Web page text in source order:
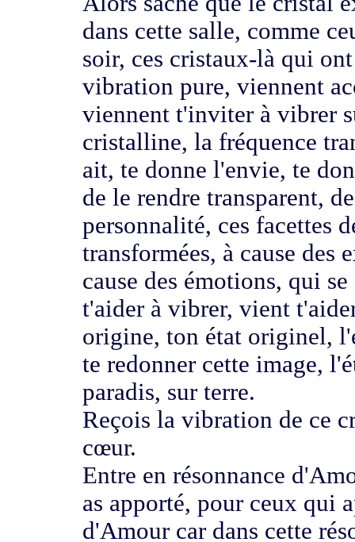
dans cette salle, comme
soir, ces cristaux-là qui
vibrationpure, viennent
viennentt'inviter à vibrer
cristalline, la fréquence
ait,te donne l'envie, te
de le rendretransparent,
personnalité, ces facettes
transformées, à cause des
cause des émotions, qui
t'aider à vibrer,vient
origine, ton état originel,
te redonner cette image,
paradis, sur terre.
Reçois la vibration de ce
cœur.
Entre en résonnance
as apporté,pour ceux qui
d'Amour car dans cette